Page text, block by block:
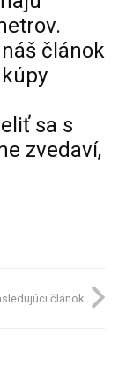
článok
sa s
zvedaví,
článok